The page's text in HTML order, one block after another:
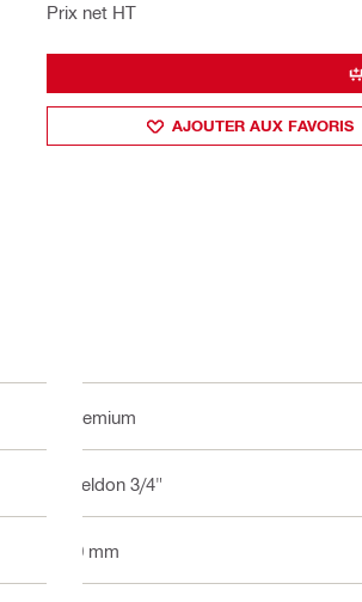
Prix net HT
AJOUTER AUX FAVORIS
Premium
Weldon 3/4"
30 mm